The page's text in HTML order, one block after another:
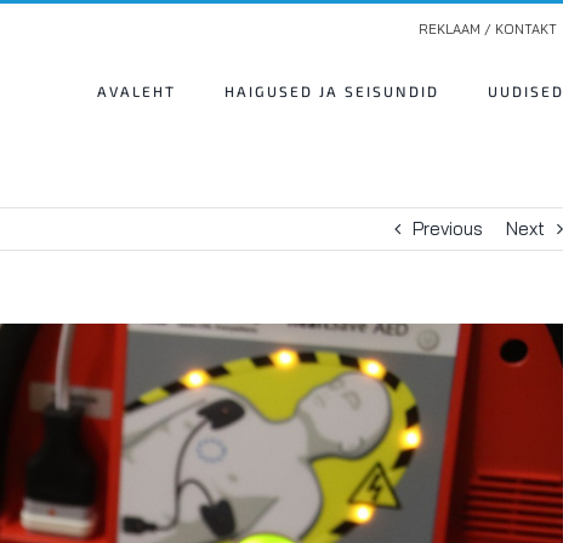
REKLAAM / KONTAKT
AVALEHT HAIGUSED JA SEISUNDID UUDISED
Previous Next